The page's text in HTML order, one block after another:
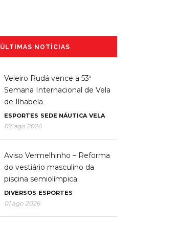
ÚLTIMAS NOTÍCIAS
Veleiro Rudá vence a 53ª
Semana Internacional de Vela
de Ilhabela
ESPORTES SEDE NÁUTICA VELA
07 ago 2026
Aviso Vermelhinho – Reforma
do vestiário masculino da
piscina semiolímpica
DIVERSOS ESPORTES
01 ago 2026